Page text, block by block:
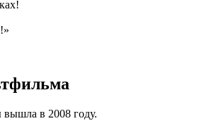
в 2008 году.